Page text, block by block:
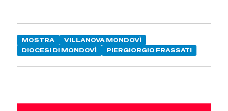
MOSTRA
VILLANOVA MONDOVÌ
DIOCESI DI MONDOVÌ
PIERGIORGIO FRASSATI